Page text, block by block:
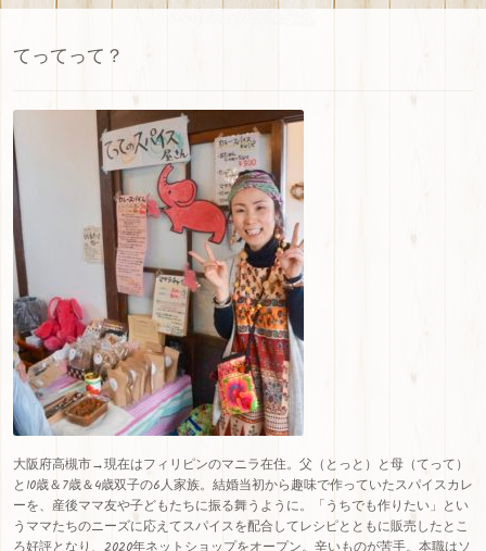
てってって？
大阪府高槻市→現在はフィリピンのマニラ在住。父（とっと）と母（てって）
と10歳＆7歳＆4歳双子の6人家族。結婚当初から趣味で作っていたスパイスカレ
ーを、産後ママ友や子どもたちに振る舞うように。「うちでも作りたい」とい
うママたちのニーズに応えてスパイスを配合してレシピとともに販売したとこ